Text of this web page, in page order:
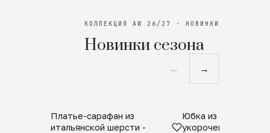
КОЛЛЕКЦИЯ AW 26/27 · НОВИНКИ
Новинки сезона
← →
SALE
Платье-сарафан из
итальянской шерсти -
ПРЕДЗАКАЗ
Юбка из
укороченная с